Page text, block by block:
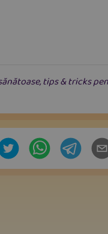
tips & tricks